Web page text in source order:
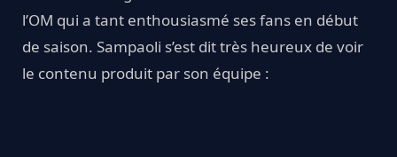
l’OM qui a tant enthousiasmé ses fans en début
de saison. Sampaoli s’est dit très heureux de voir
le contenu produit par son équipe :